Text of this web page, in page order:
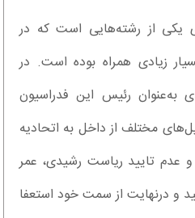
یکی از رشته‌هایی است که در
زیادی همراه بوده است. در
رشیدی به‌عنوان رئیس این فدراسیون
مختلف از داخل به اتحادیه
جهانی این رشته، ورود UCI و عدم تایید ریاست رشیدی، عمر
و درنهایت از سمت خود استعفا